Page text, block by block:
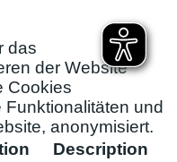
das
der Website
Cookies
und
anonymisiert.
Description